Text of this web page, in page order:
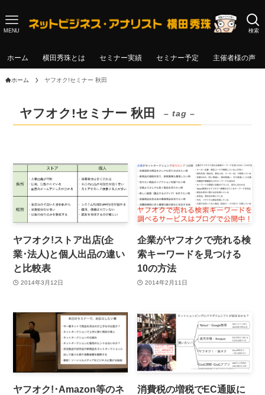
検索
MENU
ホーム 横田秀珠とは セミナー実績 セミナー予定 主催者様の声
ホーム ヤフオク!セミナー 秋田
ヤフオク!セミナー 秋田 – tag –
ヤフオク!ストア出店(企
業･法人)と個人出品の違い
と比較表
2014年3月12日
企業がヤフオクで売れる検
索キーワードを見つける
10の方法
2014年2月11日
ヤフオク!･Amazon等のネ
消費税の増税でEC通販に